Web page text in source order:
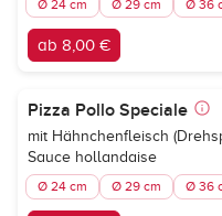
Ø 24 cm Ø 29 cm Ø 36
ab 8,00 €
Pizza Pollo Speciale
mit Hähnchenfleisch
Sauce hollandaise
Ø 24 cm Ø 29 cm Ø 36